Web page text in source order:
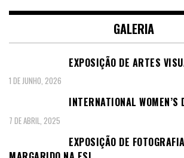
GALERIA
EXPOSIÇÃO DE ARTES
1 DE JUNHO, 2026
INTERNATIONAL WOMEN’S
7 DE ABRIL, 2025
EXPOSIÇÃO DE